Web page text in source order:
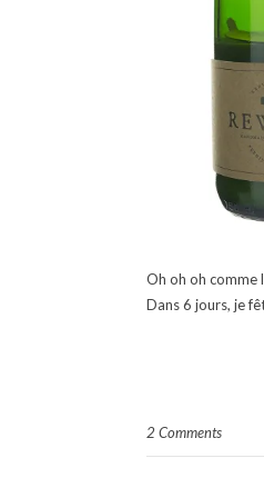
Oh oh oh comme
Dans 6 jours, je
2 Comments